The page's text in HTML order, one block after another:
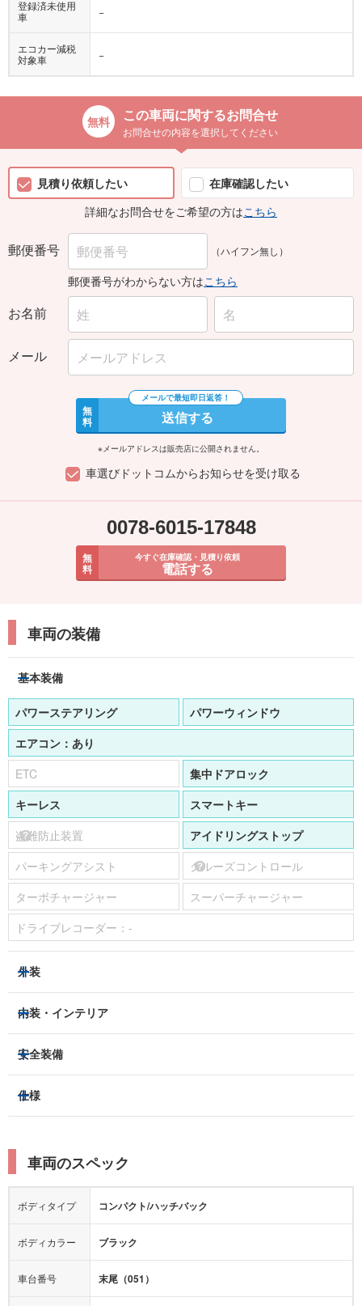
登録済未使用
車
−
エコカー減税
対象車
−
この車両に関するお問合せ
お問合せの内容を選択してください
見積り依頼したい
在庫確認したい
詳細なお問合せをご希望の方はこちら
郵便番号 （ハイフン無し）
郵便番号がわからない方はこちら
お名前
メール
無
料 送信する
※メールアドレスは販売店に公開されません。
車選びドットコムからお知らせを受け取る
0078-6015-17848
無
料
今すぐ在庫確認・見積り依頼
電話する
車両の装備
基本装備
パワーステアリング
パワーウィンドウ
エアコン： あり
ETC
集中ドアロック
キーレス
スマートキー
盗難防止装置
アイドリングストップ
パーキングアシスト
クルーズコントロール
ターボチャージャー
スーパーチャージャー
ドライブレコーダー： -
外装
ハロゲンヘッドライト
アルミホイール：-
サンルーフ/ガラスルーフ
ルーフレール
エアロパーツ
ローダウン
内装・インテリア
3列シート
ベンチシート
パワーシート
シートヒーター
カーナビ：-
安全装備
トラクションコントロール
レーンキープアシスト
横滑り防止装置
衝突被害軽減プレーキ
カメラ：-
エアバッグ：
運転席 助手席
衝撃緩和ヘッドレスト
仕様
車両のスペック
ボディタイプ コンパクト/ハッチバック
ボディカラー ブラック
車台番号 末尾（051）